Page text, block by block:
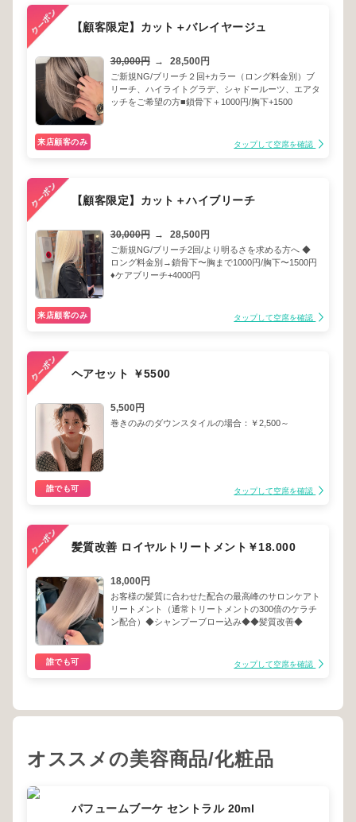
【顧客限定】カット＋バレイヤージュ
30,000円 → 28,500円
ご新規NG/ブリーチ２回+カラー（ロング料金別）ブ
リーチ、ハイライトグラデ、シャドールーツ、エアタ
ッチをご希望の方■鎖骨下＋1000円/胸下+1500
来店顧客のみ タップして空席を確認
【顧客限定】カット＋ハイブリーチ
30,000円 → 28,500円
ご新規NG/ブリーチ2回/より明るさを求める方へ ◆
ロング料金別→鎖骨下〜胸まで1000円/胸下〜1500円
♦︎ケアブリーチ+4000円
来店顧客のみ タップして空席を確認
ヘアセット ￥5500
5,500円
巻きのみのダウンスタイルの場合：￥2,500～
誰でも可 タップして空席を確認
髪質改善 ロイヤルトリートメント￥18.000
18,000円
お客様の髪質に合わせた配合の最高峰のサロンケアト
リートメント（通常トリートメントの300倍のケラチ
ン配合）◆シャンプーブロー込み◆◆髪質改善◆
誰でも可 タップして空席を確認
オススメの美容商品/化粧品
パフュームブーケ セントラル 20ml